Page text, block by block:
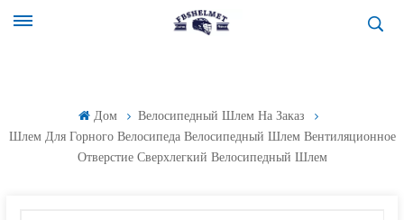
Дом
Велосипедный Шлем На Заказ
Шлем Для Горного Велосипеда Велосипедный Шлем Вентиляционное
Отверстие Сверхлегкий Велосипедный Шлем